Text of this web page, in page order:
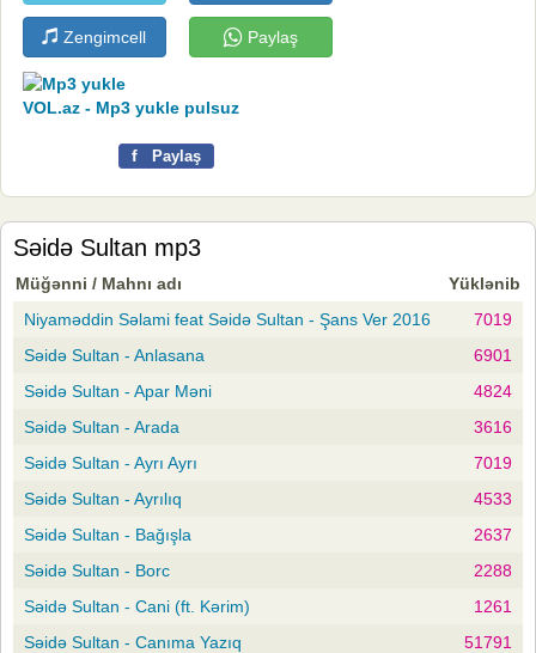
Zengimcell Paylaş
VOL.az - Mp3 yukle pulsuz
f Paylaş
Səidə Sultan mp3
Müğənni / Mahnı adı
Yüklənib
Niyaməddin Səlami feat Səidə Sultan - Şans Ver 2016
7019
Səidə Sultan - Anlasana
6901
Səidə Sultan - Apar Məni
4824
Səidə Sultan - Arada
3616
Səidə Sultan - Ayrı Ayrı
7019
Səidə Sultan - Ayrılıq
4533
Səidə Sultan - Bağışla
2637
Səidə Sultan - Borc
2288
Səidə Sultan - Cani (ft. Kərim)
1261
Səidə Sultan - Canıma Yazıq
51791